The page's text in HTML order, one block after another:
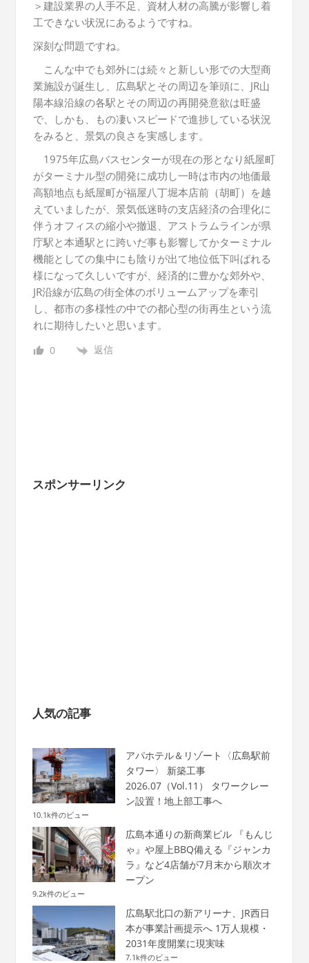
＞建設業界の人手不足、資材人材の高騰が影響し着
工できない状況にあるようですね。
深刻な問題ですね。
こんな中でも郊外には続々と新しい形での大型商
業施設が誕生し、広島駅とその周辺を筆頭に、JR山
陽本線沿線の各駅とその周辺の再開発意欲は旺盛
で、しかも、もの凄いスピードで進捗している状況
をみると、景気の良さを実感します。
1975年広島バスセンターが現在の形となり紙屋町
がターミナル型の開発に成功し一時は市内の地価最
高額地点も紙屋町が福屋八丁堀本店前（胡町）を越
えていましたが、景気低迷時の支店経済の合理化に
伴うオフィスの縮小や撤退、アストラムラインが県
庁駅と本通駅とに跨いだ事も影響してかターミナル
機能としての集中にも陰りが出て地位低下叫ばれる
様になって久しいですが、経済的に豊かな郊外や、
JR沿線が広島の街全体のボリュームアップを牽引
し、都市の多様性の中での都心型の街再生という流
れに期待したいと思います。
0 返信
スポンサーリンク
人気の記事
アパホテル＆リゾート〈広島駅前
タワー〉 新築工事
2026.07（Vol.11） タワークレー
ン設置！地上部工事へ
10.1k件のビュー
広島本通りの新商業ビル 『もんじ
ゃ』や屋上BBQ備える『ジャンカ
ラ』など4店舗が7月末から順次オ
ープン
9.2k件のビュー
広島駅北口の新アリーナ、JR西日
本が事業計画提示へ 1万人規模・
2031年度開業に現実味
7.1k件のビュー